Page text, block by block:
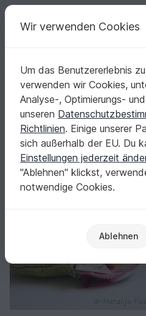
Deine kreativen Ideen
Deutsch | € (EUR)
Startseite Häkeln Taschen
Kindertasche 'Eule' - E-Book |
Kindertasche 'Eule' - E-
Wir verwenden Cookies
Um das Benutzererlebnis
verwenden wir Cookies,
Analyse-, Optimierungs-
unseren
Richtlinien. Einige unserer
sich außerhalb der EU. Du
Einstellungen jederzeit
"Ablehnen" klickst,
notwendige Cookies.
Ablehnen